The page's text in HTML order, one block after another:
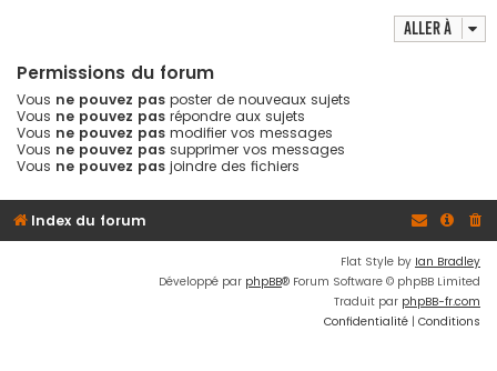
Aller à
Permissions du forum
Vous ne pouvez pas poster de nouveaux sujets
Vous ne pouvez pas répondre aux sujets
Vous ne pouvez pas modifier vos messages
Vous ne pouvez pas supprimer vos messages
Vous ne pouvez pas joindre des fichiers
Index du forum
Flat Style by Ian Bradley
Développé par phpBB® Forum Software © phpBB Limited
Traduit par phpBB-fr.com
Confidentialité | Conditions